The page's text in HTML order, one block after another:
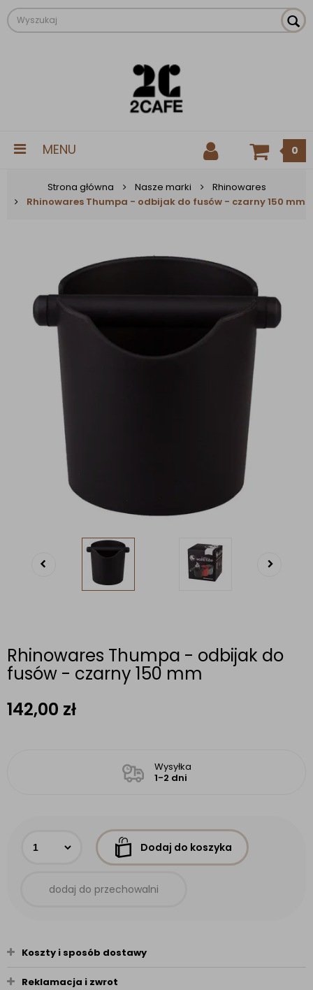
MENU 0
Strona główna Nasze marki
Rhinowares
Rhinowares Thumpa - odbijak do fusów - czarny 150 mm
Rhinowares Thumpa - odbijak do
fusów - czarny 150 mm
142,00 zł
Wysyłka
1-2 dni
Dodaj do koszyka
dodaj do przechowalni
Koszty i sposób dostawy
Reklamacja i zwrot